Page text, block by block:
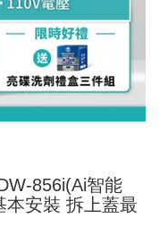
856i(Ai智能
本安裝 拆上蓋最